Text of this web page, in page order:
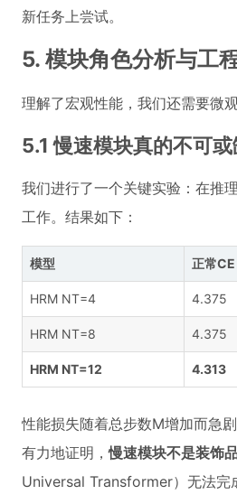
新任务上尝试。
5. 模块角色分析与工
理解了宏观性能，我们还需要微
5.1 慢速模块真的不可或
我们进行了一个关键实验：在推
工作。结果如下：
模型 正常CE
HRM NT=4 4.375
HRM NT=8 4.375
HRM NT=12 4.313
性能损失随着总步数M增加而急
有力地证明，慢速模块不是装饰
Universal Transformer）无法完